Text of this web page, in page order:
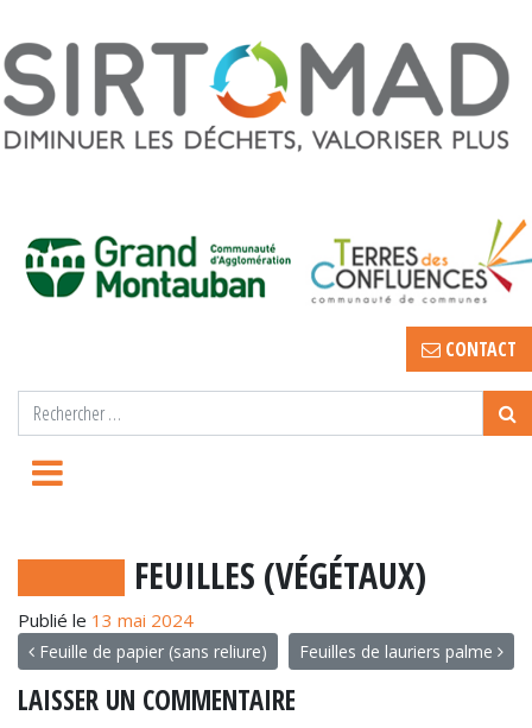
CONTACT
FEUILLES (VÉGÉTAUX)
Publié le 13 mai 2024
NAVIGATION
Feuille de papier (sans reliure) Feuilles de lauriers palme
LAISSER UN COMMENTAIRE